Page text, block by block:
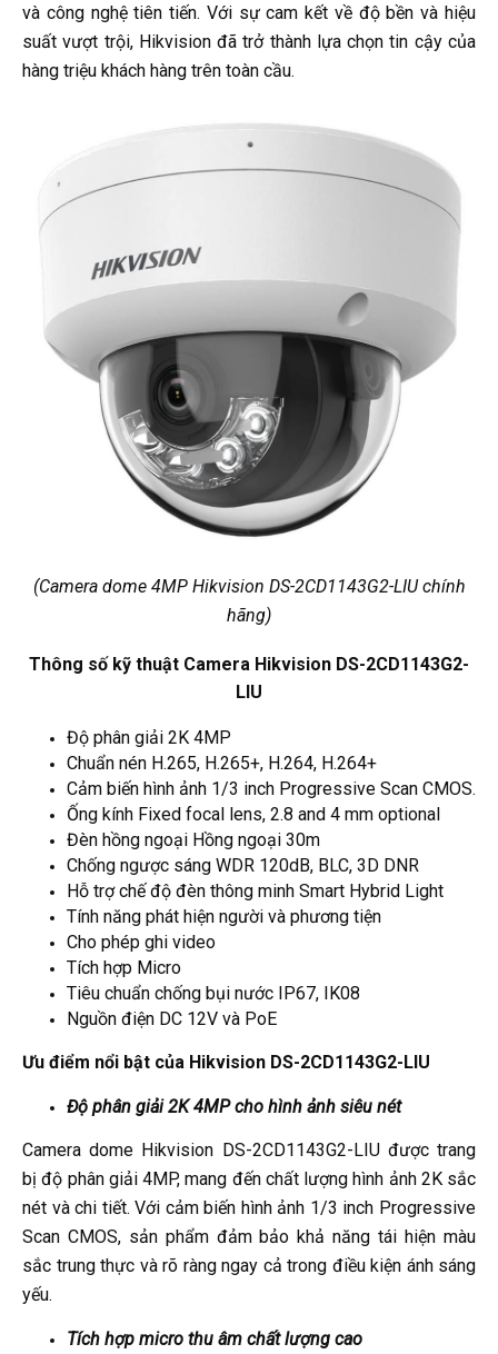
và công nghệ tiên tiến. Với sự cam kết về độ bền và hiệu
suất vượt trội, Hikvision đã trở thành lựa chọn tin cậy của
hàng triệu khách hàng trên toàn cầu.
(Camera dome 4MP Hikvision DS-2CD1143G2-LIU chính
hãng)
Thông số kỹ thuật Camera Hikvision DS-2CD1143G2-
LIU
Độ phân giải 2K 4MP
Chuẩn nén H.265, H.265+, H.264, H.264+
Cảm biến hình ảnh 1/3 inch Progressive Scan CMOS.
Ống kính Fixed focal lens, 2.8 and 4 mm optional
Đèn hồng ngoại Hồng ngoại 30m
Chống ngược sáng WDR 120dB, BLC, 3D DNR
Hỗ trợ chế độ đèn thông minh Smart Hybrid Light
Tính năng phát hiện người và phương tiện
Cho phép ghi video
Tích hợp Micro
Tiêu chuẩn chống bụi nước IP67, IK08
Nguồn điện DC 12V và PoE
Ưu điểm nổi bật của Hikvision DS-2CD1143G2-LIU
Độ phân giải 2K 4MP cho hình ảnh siêu nét
Camera dome Hikvision DS-2CD1143G2-LIU được trang
bị độ phân giải 4MP, mang đến chất lượng hình ảnh 2K sắc
nét và chi tiết. Với cảm biến hình ảnh 1/3 inch Progressive
Scan CMOS, sản phẩm đảm bảo khả năng tái hiện màu
sắc trung thực và rõ ràng ngay cả trong điều kiện ánh sáng
yếu.
Tích hợp micro thu âm chất lượng cao